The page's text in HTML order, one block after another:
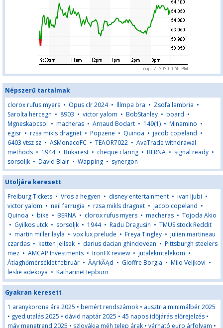
Népszerű tartalmak
clorox rufus myers • Opus clr 2024• lllmpa bra • Zsofa lambria •
Sarolta hercegn • 8903 • victor yalom • BobStanley • board •
Mgneskapcsol • macheras • Arnaud Bodart • 149(1) • Minamino •
egisr • rzsa mikls dragnet • Popzene • Quinoa • jacob copeland •
6403 vtsz sz • ASMonacoFC • TEAOR7022 • AvaTrade withdrawal
methods • 1944• Bukarest • cheque claring • BERNA • signal ready •
sorsoljk • David Blair • Wapping • synergon
Utoljára keresett
Freiburg Tickets • Vros a hegyen • disney entertainment • ivan ljubi •
victor yalom • neil farrugia • rzsa mikls dragnet • jacob copeland •
Quinoa • bike • BERNA • clorox rufus myers • macheras • Tojoda Akio
• Gyilkos utck • sorsoljk • 1944• Radu Dragusin • TMUS stock Reddit
• martin miller layla • vox lux prelude • Freya Tingley • julien martineau
czardas • ketten jellsek • darius dacian ghindovean • Pittsburgh steelers
mez • AMCAP Investments • IronFX review • jutalekmtelekom •
Átlaghőmérséklet február • ĂĄrkĂĄd • Gioffre Borgia • Milo Veljkovi •
leslie adekoya • KatharineHepburn
Gyakran keresett
1 aranykorona ára 2025 • bemért rendszámok • ausztria minimálbér 2025
• gyed utalás 2025 • dávid naptár 2025 • 45 napos időjárás előrejelzés •
máv menetrend 2025 • szlovákia méh telep árak • várható euro árfolyam •